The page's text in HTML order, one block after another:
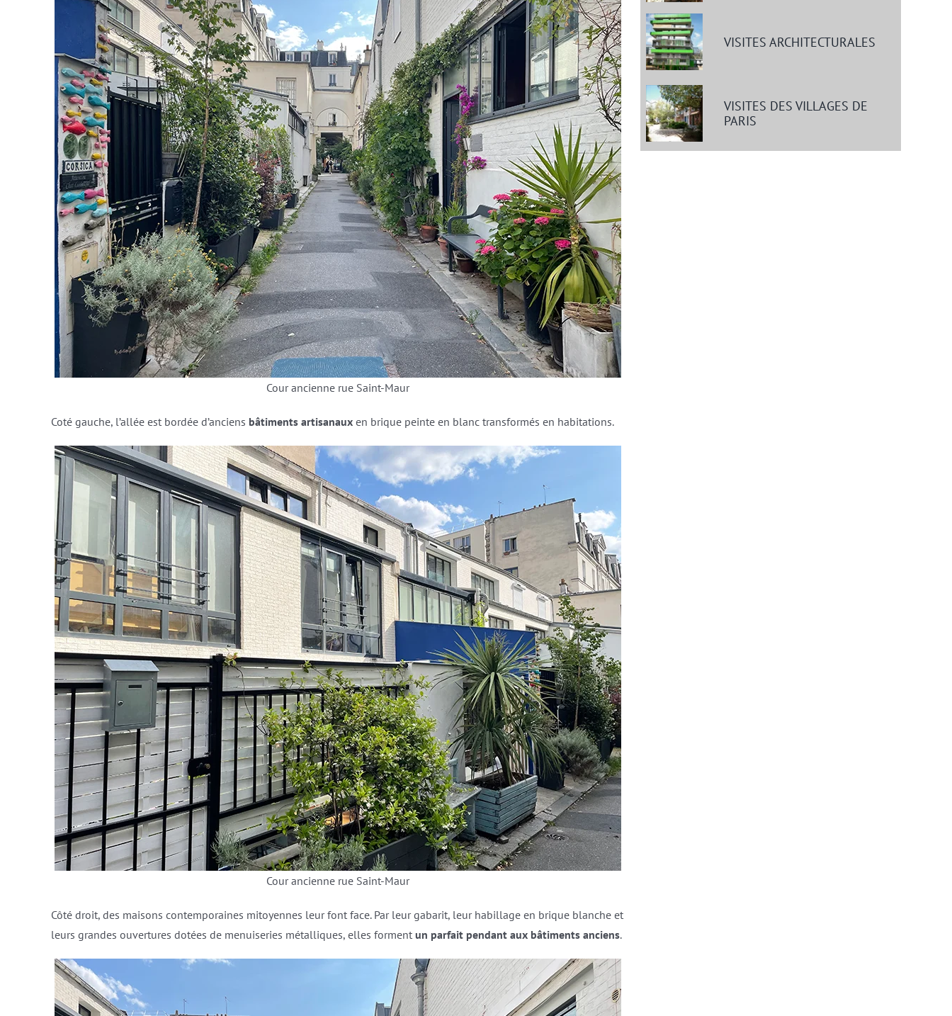
Cour ancienne rue Saint-Maur
Coté gauche, l’allée est bordée d’anciens bâtiments artisanauxen brique peinte en blanc transformés en habitations.
Cour ancienne rue Saint-Maur
Côté droit, des maisons contemporaines mitoyennes leur font face. Par leur gabarit, leur habillage en brique blanche et
leurs grandes ouvertures dotées de menuiseries métalliques, elles forment un parfait pendant aux bâtiments anciens.
VISITES ARCHITECTURALES
VISITES DES VILLAGES DE
PARIS